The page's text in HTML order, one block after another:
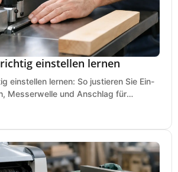
einstellen lernen
einstellen lernen: So justieren Sie Ein-
Messerwelle und Anschlag für